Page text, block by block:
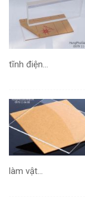
tĩnh điện...
làm vật...